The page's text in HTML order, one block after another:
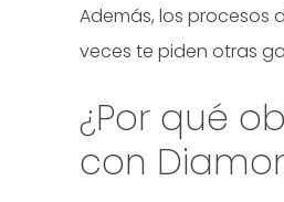
Además, los procesos
veces te piden otras
¿Por qué
con